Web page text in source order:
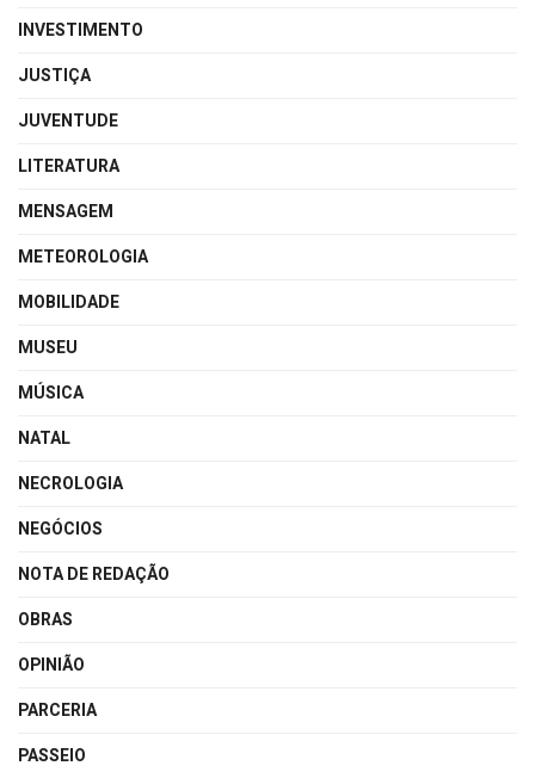
INVESTIMENTO
JUSTIÇA
JUVENTUDE
LITERATURA
MENSAGEM
METEOROLOGIA
MOBILIDADE
MUSEU
MÚSICA
NATAL
NECROLOGIA
NEGÓCIOS
NOTA DE REDAÇÃO
OBRAS
OPINIÃO
PARCERIA
PASSEIO